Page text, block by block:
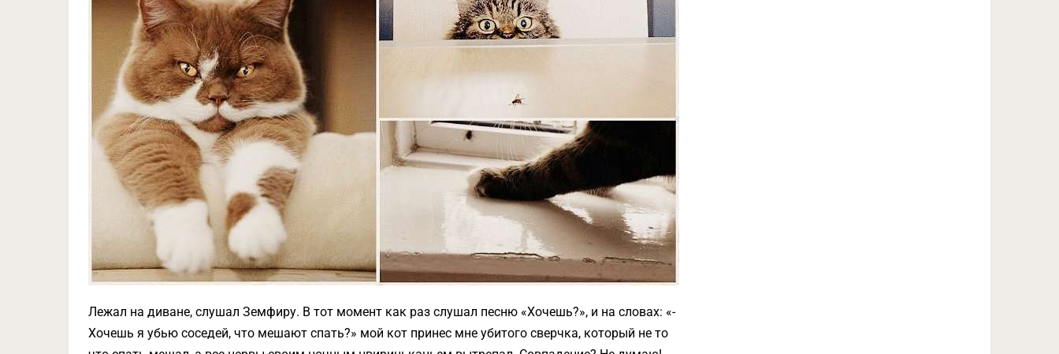
Лежал на диване, слушал Земфиру. В тот момент как раз слушал песню «Хочешь?», и на словах: «-
Хочешь я убью соседей, что мешают спать?» мой кот принес мне убитого сверчка, который не то